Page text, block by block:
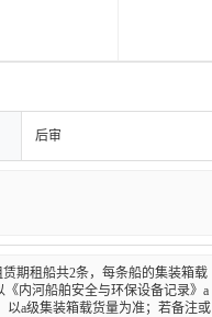
后审
期租船共2条，每条船的集装箱载
《内河船舶安全与环保设备记录》a
以a级集装箱载货量为准；若备注或